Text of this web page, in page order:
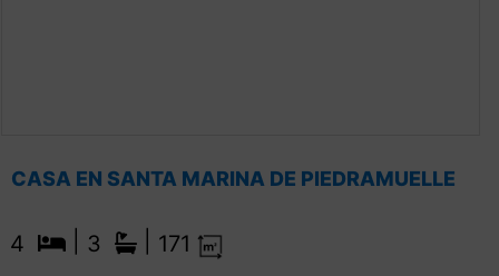
CASA EN SANTA MARINA DE PIEDRAMUELLE
4 3 171